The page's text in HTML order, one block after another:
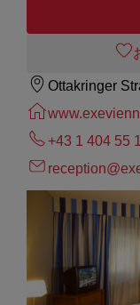
Ottakringer
+43 1 404 55